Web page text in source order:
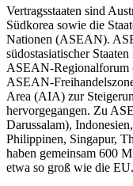
Vertragsstaaten sind
Südkorea sowie die
Nationen (ASEAN).
südostasiatischer
ASEAN-Regionalforum
ASEAN-
Area (AIA) zur
hervorgegangen. Zu
Darussalam),
Philippinen, Singapur,
haben gemeinsam 600
etwa so groß wie die EU.